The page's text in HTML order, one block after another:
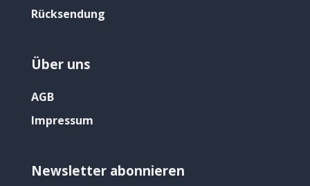
Rücksendung
Über uns
AGB
Impressum
Newsletter abonnieren